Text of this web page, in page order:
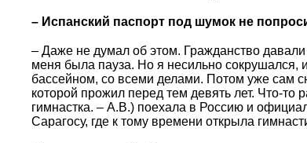
– Испанский паспорт под шумок не
– Даже не думал об этом. Гражданство
меня была пауза. Но я несильно сокрушался,
бассейном, со всеми делами. Потом уже сам
которой прожил перед тем девять лет. Что-
гимнастка. – А.В.) поехала в Россию и
Сарагосу, где к тому времени открыла